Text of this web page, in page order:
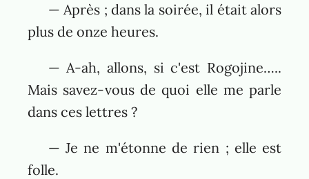
— Après ; dans la soirée, il était alors
plus de onze heures.
— A-ah, allons, si c'est Rogojine…..
Mais savez-vous de quoi elle me parle
dans ces lettres ?
— Je ne m'étonne de rien ; elle est
folle.